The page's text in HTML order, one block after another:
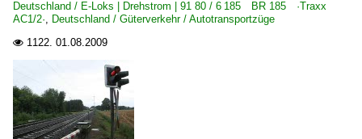
Deutschland / E-Loks | Drehstrom | 91 80 / 6 185 BR 185 ·Traxx
AC1/2·, Deutschland / Güterverkehr / Autotransportzüge
 1122. 01.08.2009